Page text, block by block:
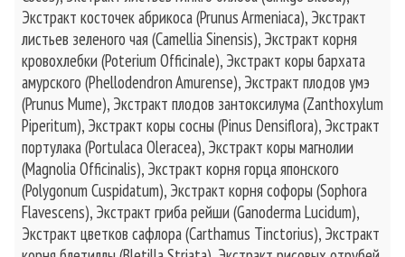
Экстракт косточек абрикоса (Prunus Armeniaca), Экстракт
листьев зеленого чая (Camellia Sinensis), Экстракт корня
кровохлебки (Poterium Officinale), Экстракт коры бархата
амурского (Phellodendron Amurense), Экстракт плодов умэ
(Prunus Mume), Экстракт плодов зантоксилума (Zanthoxylum
Piperitum), Экстракт коры сосны (Pinus Densiflora), Экстракт
портулака (Portulaca Oleracea), Экстракт коры магнолии
(Magnolia Officinalis), Экстракт корня горца японского
(Polygonum Cuspidatum), Экстракт корня софоры (Sophora
Flavescens), Экстракт гриба рейши (Ganoderma Lucidum),
Экстракт цветков сафлора (Carthamus Tinctorius), Экстракт